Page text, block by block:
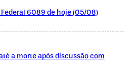
6089 de hoje (05/08)
a morte após discussão com